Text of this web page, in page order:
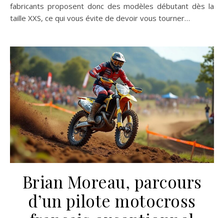
fabricants proposent donc des modèles débutant dès la
taille XXS, ce qui vous évite de devoir vous tourner…
Brian Moreau, parcours
d’un pilote motocross